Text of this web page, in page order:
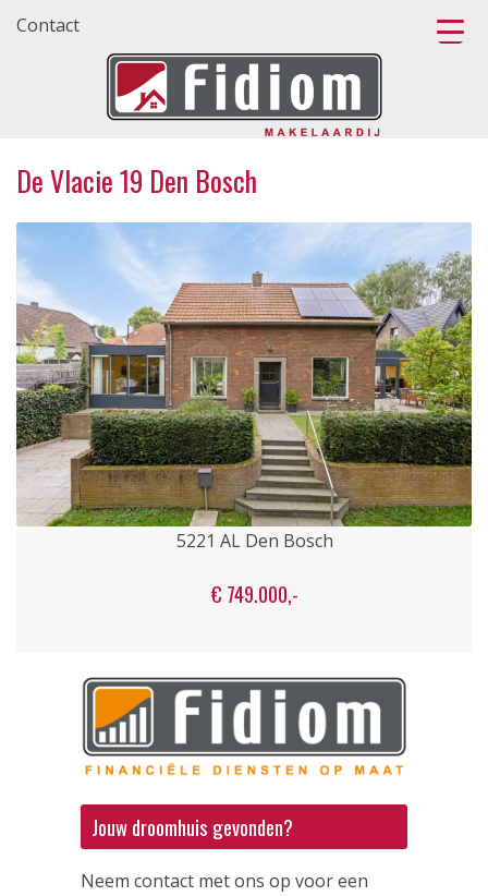
Contact
De Vlacie 19 Den Bosch
5221 AL Den Bosch
€ 749.000,-
Jouw droomhuis gevonden?
Neem contact met ons op voor een